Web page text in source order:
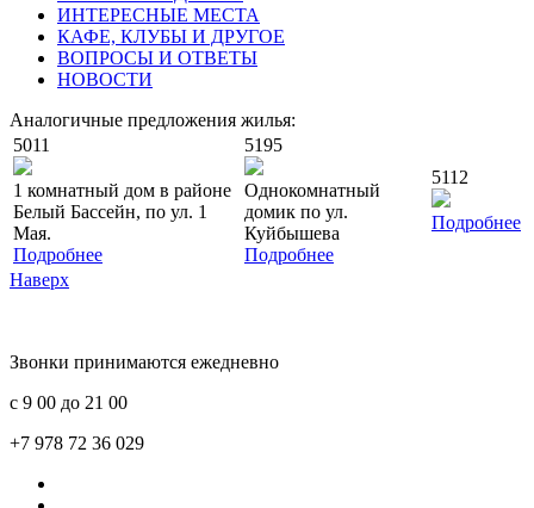
ИНТЕРЕСНЫЕ МЕСТА
КАФЕ, КЛУБЫ И ДРУГОЕ
ВОПРОСЫ И ОТВЕТЫ
НОВОСТИ
Аналогичные предложения жилья:
5011
1 комнатный дом в районе
Белый Бассейн, по ул. 1
Мая.
Подробнее
5195
Однокомнатный
домик по ул.
Куйбышева
Подробнее
5112
Подробнее
Наверх
Звонки принимаются ежедневно
с 9 00 до 21 00
+7 978 72 36 029